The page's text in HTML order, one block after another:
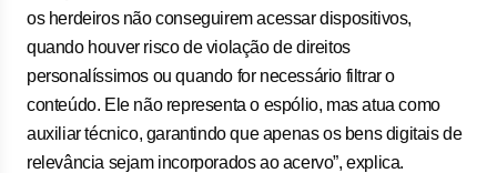
os herdeiros não conseguirem acessar dispositivos,
quando houver risco de violação de direitos
personalíssimos ou quando for necessário filtrar o
conteúdo. Ele não representa o espólio, mas atua como
auxiliar técnico, garantindo que apenas os bens digitais de
relevância sejam incorporados ao acervo”, explica.